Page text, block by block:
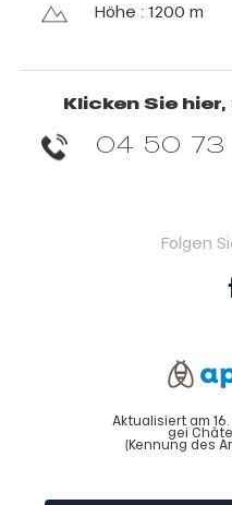
Höhe : 1200 m
Klicken Sie
04 50 73
Folgen
Aktualisiert am 16.
gei
(Kennung des